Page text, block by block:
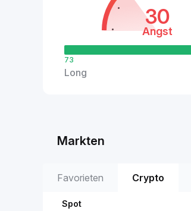
30
Angst
73
Long
Markten
Favorieten Crypto
Spot